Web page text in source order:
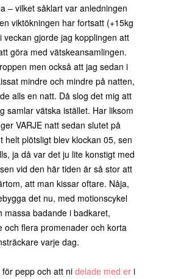
– vilket såklart var anledningen
viktökningen har fortsatt (+15kg
veckan gjorde jag kopplingen att
göra med vätskeansamlingen.
men också att jag sedan i
mindre och mindre på natten,
alls en natt. Då slog det mig att
samlar vätska istället. Har liksom
VARJE natt sedan slutet på
helt plötsligt blev klockan 05, sen
ja då var det ju lite konstigt med
vid den här tiden är så stor att
att man kissar oftare. Nåja,
det nu, med motionscykel
massa badande i badkaret,
och flera promenader och korta
varje dag.
pepp och att ni delade med er i